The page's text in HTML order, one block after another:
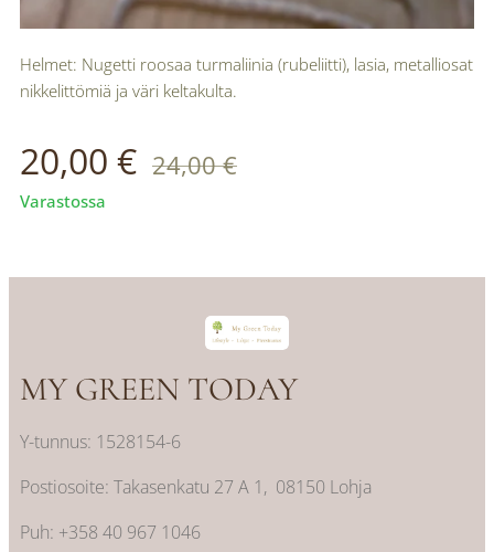
Helmet: Nugetti roosaa turmaliinia (rubeliitti), lasia, metalliosat
nikkelittömiä ja väri keltakulta.
20,00 € 24,00€
Varastossa
MY GREEN TODAY
Y-tunnus: 1528154-6
Postiosoite: Takasenkatu 27 A 1, 08150 Lohja
Puh: +358 40 967 1046